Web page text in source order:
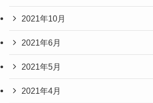
2021年10月
2021年6月
2021年5月
2021年4月